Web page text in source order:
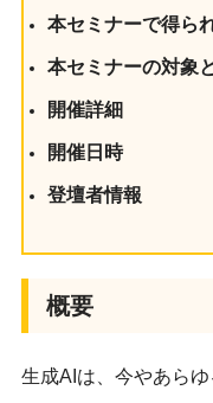
本セミナーで得ら
本セミナーの対象
開催詳細
開催日時
登壇者情報
概要
生成AIは、今やあら